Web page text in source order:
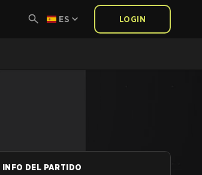
ES LOGIN
INFO DEL PARTIDO